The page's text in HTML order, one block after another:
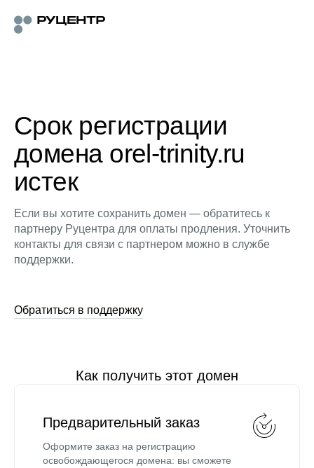
Срок регистрации
домена orel-trinity.ru
истек
Если вы хотите сохранить домен — обратитесь к
партнеру Руцентра для оплаты продления. Уточнить
контакты для связи с партнером можно в службе
поддержки.
Обратиться в поддержку
Как получить этот домен
Предварительный заказ
Оформите заказ на регистрацию
освобождающегося домена: вы сможете